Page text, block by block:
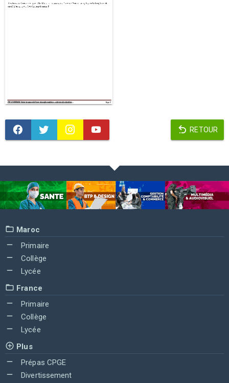
RETOUR
Maroc
Primaire
Collège
Lycée
France
Primaire
Collège
Lycée
Plus
Prépas CPGE
Divertissement